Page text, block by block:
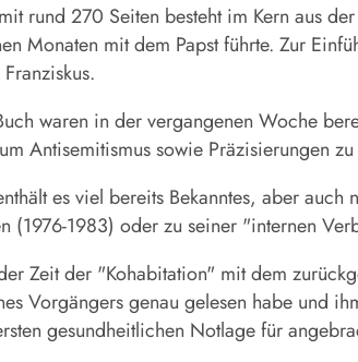
rund 270 Seiten besteht im Kern aus
Monaten mit dem Papst führte. Zur
waren in der vergangenen Woche
Antisemitismus sowie Präzisierungen
es viel bereits Bekanntes, aber
(1976-1983) oder zu seiner "internen
Zeit der "Kohabitation" mit dem
Vorgängers genau gelesen habe und
gesundheitlichen Notlage für